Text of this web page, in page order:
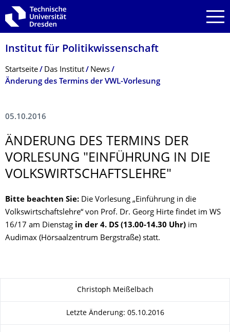
Zur Hauptnavigation springen
Zur Suche springen
Zum Inhalt springen
Institut für Politikwissen­schaft
Breadcrumb-Menü
Startseite Das Institut
News
Änderung des Termins der VWL-Vorlesung
05.10.2016
ÄNDERUNG DES TERMINS DER
VORLESUNG "EINFÜHRUNG IN DIE
VOLKSWIRT­SCHAFTSLEHRE"
Bitte beachten Sie: Die Vorlesung „Einführung in die
Volkswirtschaftslehre“ von Prof. Dr. Georg Hirte findet im WS
16/17 am Dienstag in der 4. DS (13.00-14.30 Uhr) im
Audimax (Hörsaalzentrum Bergstraße) statt.
Zu dieser SeiteChristoph Meißelbach
Letzte Änderung: 05.10.2016